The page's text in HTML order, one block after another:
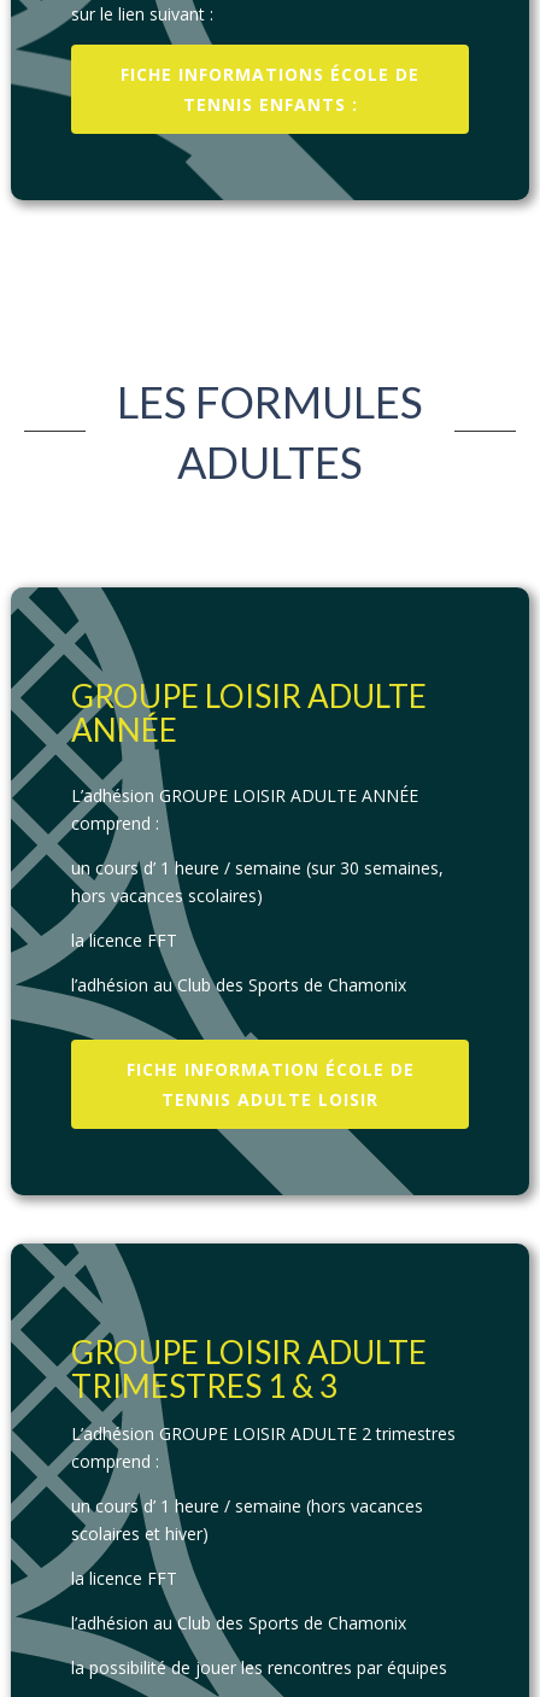
sur le lien suivant :
FICHE INFORMATIONS ÉCOLE DE
TENNIS ENFANTS :
LES FORMULES
ADULTES
GROUPE LOISIR ADULTE
ANNÉE
L’adhésion GROUPE LOISIR ADULTE ANNÉE
comprend :
un cours d’ 1 heure / semaine (sur 30 semaines,
hors vacances scolaires)
la licence FFT
l’adhésion au Club des Sports de Chamonix
FICHE INFORMATION ÉCOLE DE
TENNIS ADULTE LOISIR
GROUPE LOISIR ADULTE
TRIMESTRES 1 & 3
L’adhésion GROUPE LOISIR ADULTE 2 trimestres
comprend :
un cours d’ 1 heure / semaine (hors vacances
scolaires et hiver)
la licence FFT
l’adhésion au Club des Sports de Chamonix
la possibilité de jouer les rencontres par équipes